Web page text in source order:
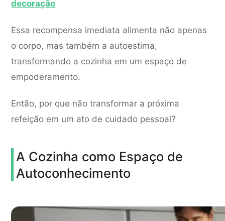
decoração
Essa recompensa imediata alimenta não apenas
o corpo, mas também a autoestima,
transformando a cozinha em um espaço de
empoderamento.
Então, por que não transformar a próxima
refeição em um ato de cuidado pessoal?
A Cozinha como Espaço de
Autoconhecimento